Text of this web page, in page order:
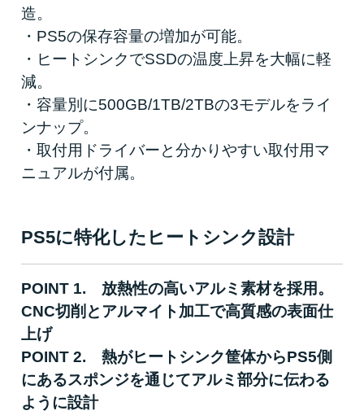
造。
・PS5の保存容量の増加が可能。
・ヒートシンクでSSDの温度上昇を大幅に軽
減。
・容量別に500GB/1TB/2TBの3モデルをライ
ンナップ。
・取付用ドライバーと分かりやすい取付用マ
ニュアルが付属。
PS5に特化したヒートシンク設計
POINT 1. 放熱性の高いアルミ素材を採用。
CNC切削とアルマイト加工で高質感の表面仕
上げ
POINT 2. 熱がヒートシンク筐体からPS5側
にあるスポンジを通じてアルミ部分に伝わる
ように設計